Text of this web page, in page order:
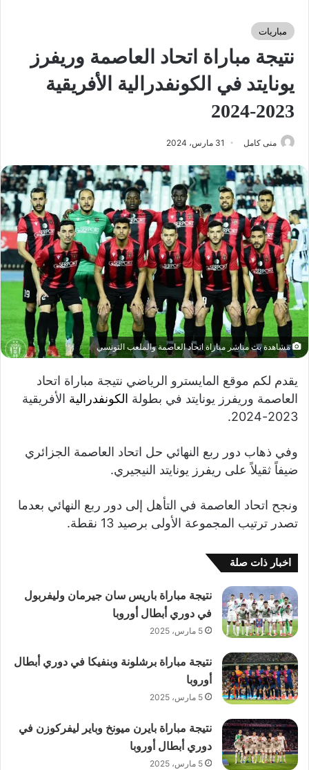
مباريات
نتيجة مباراة اتحاد العاصمة وريفرز
يونايتد في الكونفدرالية الأفريقية
2023-2024
منى كامل 31 مارس، 2024
مشاهدة بث مباشر مباراة اتحاد العاصمة والملعب التونسي
يقدم لكم موقع المايسترو الرياضي نتيجة مباراة اتحاد
العاصمة وريفرز يونايتد في بطولة الكونفدرالية الأفريقية
2023-2024.
وفي ذهاب دور ربع النهائي حل اتحاد العاصمة الجزائري
ضيفاً ثقيلاً على ريفرز يونايتد النيجيري.
ونجح اتحاد العاصمة في التأهل إلى دور ربع النهائي بعدما
تصدر ترتيب المجموعة الأولى برصيد 13 نقطة.
اخبار ذات صلة
نتيجة مباراة باريس سان جيرمان وليفربول
في دوري أبطال أوروبا
5 مارس، 2025
نتيجة مباراة برشلونة وبنفيكا في دوري أبطال
أوروبا
5 مارس، 2025
نتيجة مباراة بايرن ميونخ وباير ليفركوزن في
دوري أبطال أوروبا
5 مارس، 2025